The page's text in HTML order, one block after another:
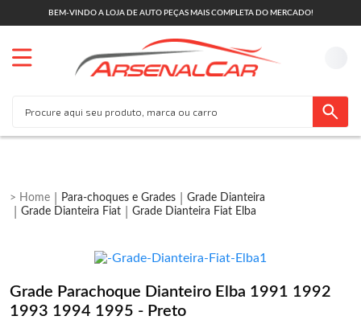
BEM-VINDO A LOJA DE AUTO PEÇAS MAIS COMPLETA DO MERCADO!
Para-choques e Grades
Grade Dianteira
Grade Dianteira Fiat
Grade Dianteira Fiat Elba
Grade Parachoque Dianteiro Elba 1991 1992
1993 1994 1995 - Preto